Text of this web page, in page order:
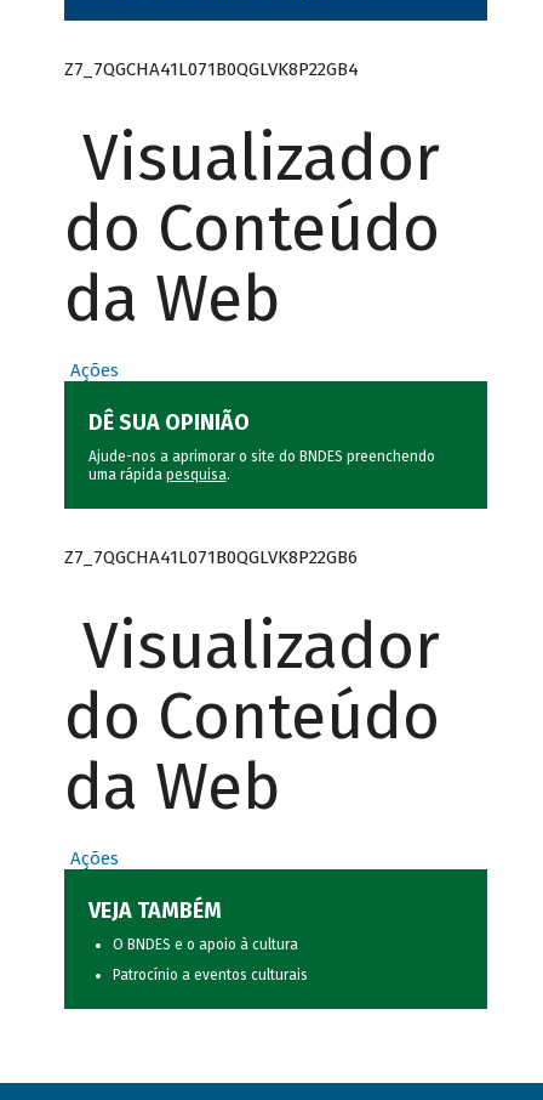
Z7_7QGCHA41L071B0QGLVK8P22GB4
Visualizador
do Conteúdo
da Web
Ações
DÊ SUA OPINIÃO
Ajude-nos a aprimorar o site do BNDES preenchendo
uma rápida pesquisa.
Z7_7QGCHA41L071B0QGLVK8P22GB6
Visualizador
do Conteúdo
da Web
Ações
VEJA TAMBÉM
O BNDES e o apoio à cultura
Patrocínio a eventos culturais